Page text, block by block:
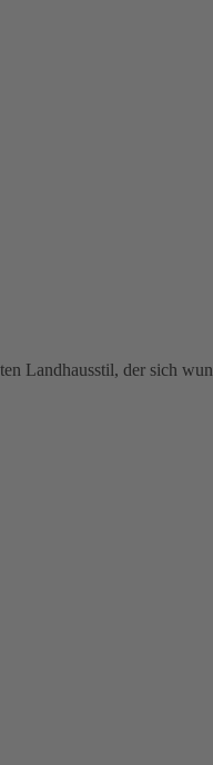
Landhausstil, der sich